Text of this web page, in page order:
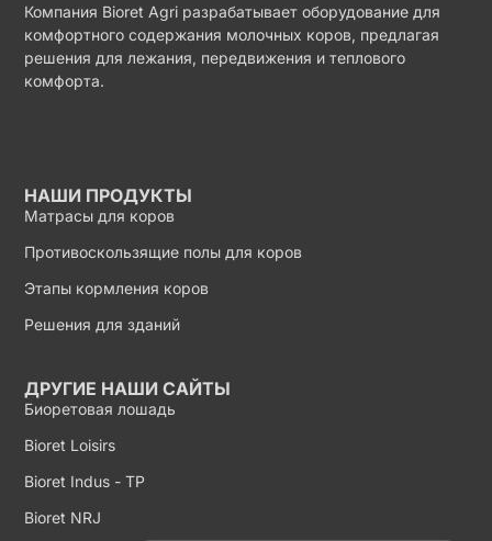
Компания Bioret Agri разрабатывает оборудование для
комфортного содержания молочных коров, предлагая
решения для лежания, передвижения и теплового
комфорта.
НАШИ ПРОДУКТЫ
Матрасы для коров
Противоскользящие полы для коров
Этапы кормления коров
Решения для зданий
ДРУГИЕ НАШИ САЙТЫ
Биоретовая лошадь
Bioret Loisirs
Bioret Indus - TP
Bioret NRJ